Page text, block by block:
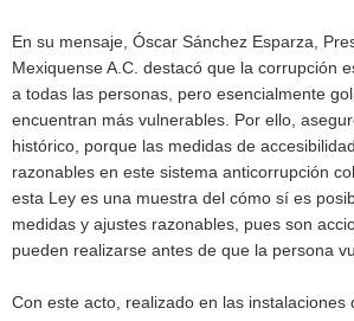
En su mensaje, Óscar Sánchez Esparza,
Mexiquense A.C. destacó que la corrupción
a todas las personas, pero esencialmente
encuentran más vulnerables. Por ello,
histórico, porque las medidas de
razonables en este sistema anticorrupción
esta Ley es una muestra del cómo sí es
medidas y ajustes razonables, pues son
pueden realizarse antes de que la persona
Con este acto, realizado en las instalaciones